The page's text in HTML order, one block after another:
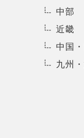
中部
近畿
中国
九州